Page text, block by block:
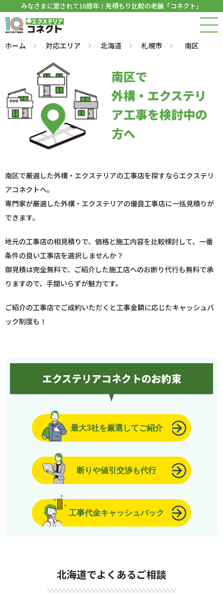
みなさまに愛されて10周年！見積もり比較の老舗「コネクト」
ホーム 対応エリア 北海道 札幌市 南区
南区で
外構・エクステリ
ア工事を検討中の
方へ
南区で厳選した外構・エクステリアの工事店を探すならエクステリ
アコネクトへ。
専門家が厳選した外構・エクステリアの優良工事店に一括見積りが
できます。
地元の工事店の相見積りで、価格と施工内容を比較検討して、一番
条件の良い工事店を選択しませんか？
御見積は完全無料で、ご紹介した施工店へのお断り代行も無料で承
りますので、手間いらずが魅力です。
ご紹介の工事店でご成約いただくと工事金額に応じたキャッシュバ
ック制度も！
エクステリアコネクトのお約束
最大3社を厳選してご紹介
断りや値引交渉も代行
工事代金キャッシュバック
北海道でよくあるご相談